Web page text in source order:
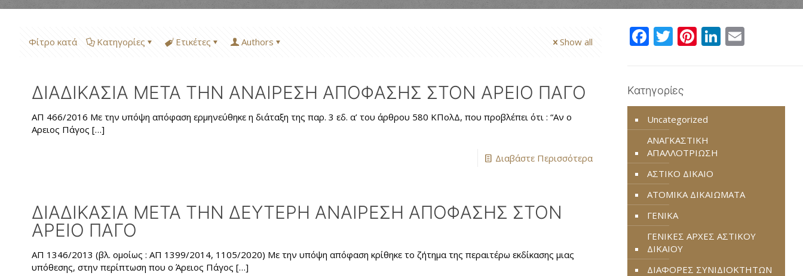
Φίτρο κατά Κατηγορίες Ετικέτες Authors Show all
ΔΙΑΔΙΚΑΣΙΑ ΜΕΤΑ ΤΗΝ ΑΝΑΙΡΕΣΗ ΑΠΟΦΑΣΗΣ ΣΤΟΝ ΑΡΕΙΟ ΠΑΓΟ
ΑΠ 466/2016 Με την υπόψη απόφαση ερμηνεύθηκε η διάταξη της παρ. 3 εδ. α’ του άρθρου 580 ΚΠολΔ, που προβλέπει ότι : “Αν ο
Αρειος Πάγος […]
Διαβάστε Περισσότερα
ΔΙΑΔΙΚΑΣΙΑ ΜΕΤΑ ΤΗΝ ΔΕΥΤΕΡΗ ΑΝΑΙΡΕΣΗ ΑΠΟΦΑΣΗΣ ΣΤΟΝ
ΑΡΕΙΟ ΠΑΓΟ
ΑΠ 1346/2013 (βλ. ομοίως : ΑΠ 1399/2014, 1105/2020) Με την υπόψη απόφαση κρίθηκε το ζήτημα της περαιτέρω εκδίκασης μιας
υπόθεσης, στην περίπτωση που ο Άρειος Πάγος […]
Facebook
Twitter
Pinterest
LinkedIn
Κατηγορίες
Uncategorized
ΑΝΑΓΚΑΣΤΙΚΗ
ΑΠΑΛΛΟΤΡΙΩΣΗ
ΑΣΤΙΚΟ ΔΙΚΑΙΟ
ΑΤΟΜΙΚΑ ΔΙΚΑΙΩΜΑΤΑ
ΓΕΝΙΚΑ
ΓΕΝΙΚΕΣ ΑΡΧΕΣ ΑΣΤΙΚΟΥ
ΔΙΚΑΙΟΥ
ΔΙΑΦΟΡΕΣ ΣΥΝΙΔΙΟΚΤΗΤΩΝ